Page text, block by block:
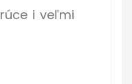
i veľmi